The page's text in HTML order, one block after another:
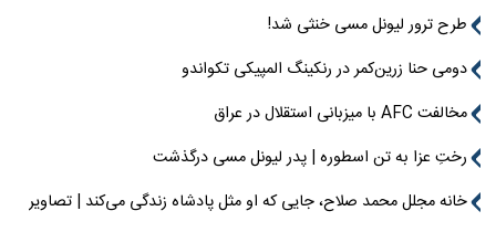
طرح ترور لیونل مسی خنثی شد!
دومی حنا زرین‌کمر در رنکینگ المپیکی تکواندو
مخالفت AFC با میزبانی استقلال در عراق
رختِ عزا به تن اسطوره | پدر لیونل مسی درگذشت
خانه مجلل محمد صلاح، جایی که او مثل پادشاه زندگی می‌کند | تصاویر